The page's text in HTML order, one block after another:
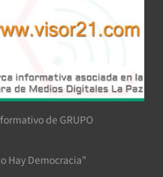
de GRUPO
Hay Democracia"